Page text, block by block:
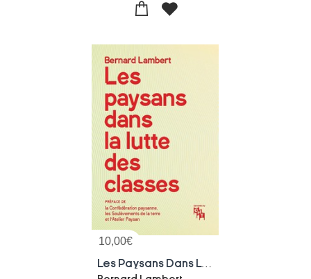
10,00€
Les Paysans Dans La Lutte Des Classes